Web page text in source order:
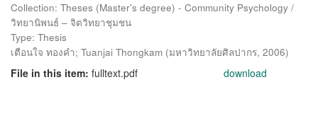
Collection: Theses (Master's degree) - Community Psychology /
วิทยานิพนธ์ – จิตวิทยาชุมชน
Type: Thesis
เตือนใจ ทองคำ; Tuanjai Thongkam (มหาวิทยาลัยศิลปากร, 2006)
File in this item: fulltext.pdf download